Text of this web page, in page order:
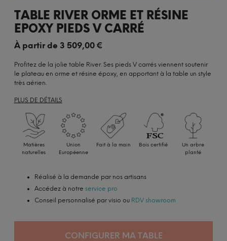
TABLE RIVER ORME ET RÉSINE
EPOXY PIEDS V CARRÉ
À partir de 3 509,00€
Profitez de la jolie table River. Ses pieds V carrés viennent soutenir
le plateau en orme et résine époxy, en apportant à la table un style
très aérien.
PLUS DE DÉTAILS
Matières
naturelles
Union
Européenne
Fait à la main Bois certifié
Un arbre
planté
Réalisé à la demande par nos artisans
Accédez à notre service pro
Conseil personnalisé par visio ou RDV showroom
CONFIGURER MA TABLE